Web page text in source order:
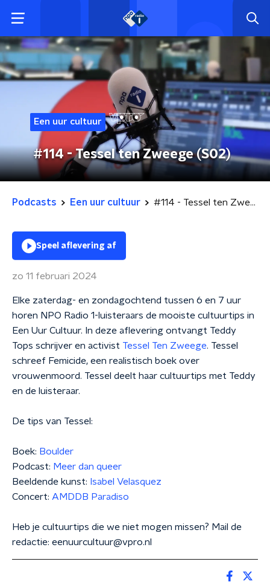
Een uur cultuur
#114 - Tessel ten Zweege (S02)
Podcasts Een uur cultuur #114 - Tessel ten Zweege (S02)
Speel aflevering af
zo 11 februari 2024
Elke zaterdag- en zondagochtend tussen 6 en 7 uur
horen NPO Radio 1-luisteraars de mooiste cultuurtips in
Een Uur Cultuur. In deze aflevering ontvangt Teddy
Tops schrijver en activist Tessel Ten Zweege. Tessel
schreef Femicide, een realistisch boek over
vrouwenmoord. Tessel deelt haar cultuurtips met Teddy
en de luisteraar.
De tips van Tessel:
Boek: Boulder
Podcast: Meer dan queer
Beeldende kunst: Isabel Velasquez
Concert: AMDDB Paradiso
Heb je cultuurtips die we niet mogen missen? Mail de
redactie: eenuurcultuur@vpro.nl